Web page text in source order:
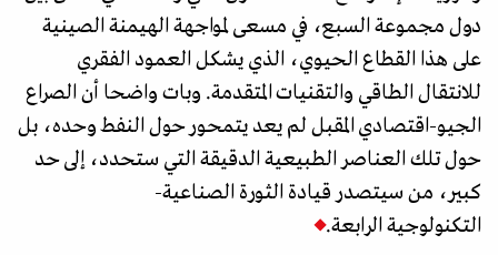
دول مجموعة السبع، في مسعى لمواجهة الهيمنة الصينية
على هذا القطاع الحيوي، الذي يشكل العمود الفقري
للانتقال الطاقي والتقنيات المتقدمة. وبات واضحا أن الصراع
الجيو-اقتصادي المقبل لم يعد يتمحور حول النفط وحده، بل
حول تلك العناصر الطبيعية الدقيقة التي ستحدد، إلى حد
كبير، من سيتصدر قيادة الثورة الصناعية-
التكنولوجية الرابعة.